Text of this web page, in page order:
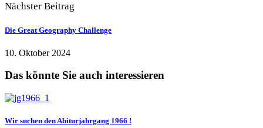
Nächster Beitrag
Die Great Geography Challenge
10. Oktober 2024
Das könnte Sie auch interessieren
Wir suchen den Abiturjahrgang 1966 !